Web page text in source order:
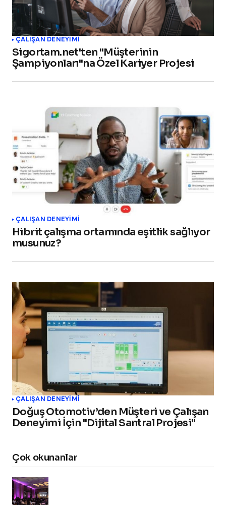
ÇALIŞAN DENEYIMI
Sigortam.net'ten "Müşterinin
Şampiyonları"na Özel Kariyer Projesi
ÇALIŞAN DENEYIMI
Hibrit çalışma ortamında eşitlik sağlıyor
musunuz?
ÇALIŞAN DENEYIMI
Doğuş Otomotiv’den Müşteri ve Çalışan
Deneyimi İçin "Dijital Santral Projesi"
Çok okunanlar